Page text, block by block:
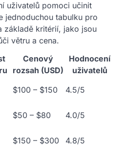
uživatelů pomoci učinit
jednoduchou tabulku pro
základě kritérií, jako jsou
větru a cena.
Cenový
rozsah (USD)
Hodnocení
uživatelů
$100 – $150
4.5/5
$50 – $80
4.0/5
$150 – $300 4.8/5